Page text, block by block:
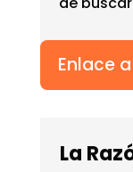
Enlace
La